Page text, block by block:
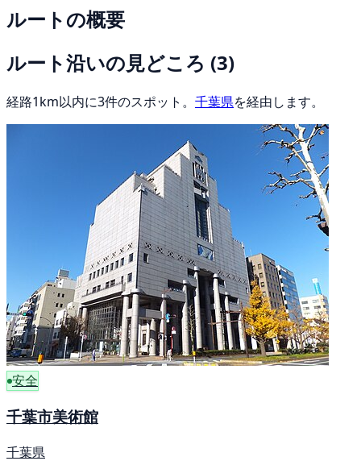
ルートの概要
ルート沿いの見どころ (3)
経路1km以内に3件のスポット。 千葉県を経由します。
安全
千葉市美術館
千葉県